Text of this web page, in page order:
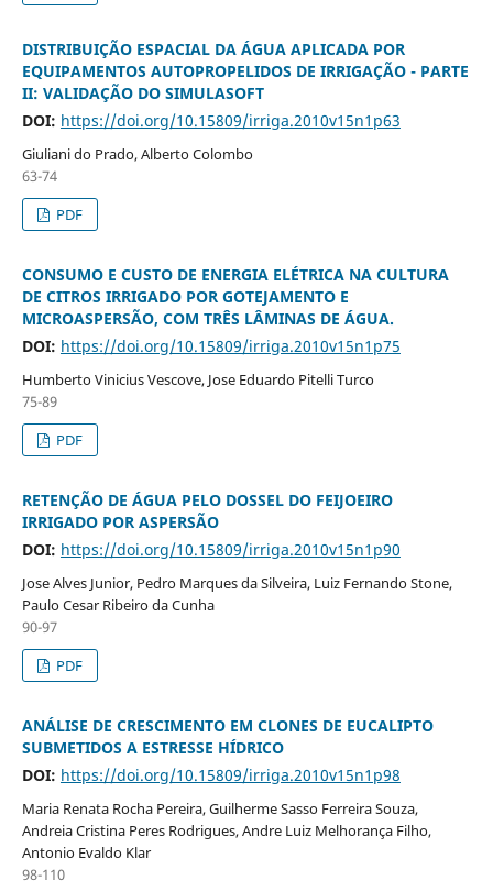
DISTRIBUIÇÃO ESPACIAL DA ÁGUA APLICADA POR
EQUIPAMENTOS AUTOPROPELIDOS DE IRRIGAÇÃO - PARTE
II: VALIDAÇÃO DO SIMULASOFT
DOI: https://doi.org/10.15809/irriga.2010v15n1p63
Giuliani do Prado, Alberto Colombo
63-74
PDF
CONSUMO E CUSTO DE ENERGIA ELÉTRICA NA CULTURA
DE CITROS IRRIGADO POR GOTEJAMENTO E
MICROASPERSÃO, COM TRÊS LÂMINAS DE ÁGUA.
DOI: https://doi.org/10.15809/irriga.2010v15n1p75
Humberto Vinicius Vescove, Jose Eduardo Pitelli Turco
75-89
PDF
RETENÇÃO DE ÁGUA PELO DOSSEL DO FEIJOEIRO
IRRIGADO POR ASPERSÃO
DOI: https://doi.org/10.15809/irriga.2010v15n1p90
Jose Alves Junior, Pedro Marques da Silveira, Luiz Fernando Stone,
Paulo Cesar Ribeiro da Cunha
90-97
PDF
ANÁLISE DE CRESCIMENTO EM CLONES DE EUCALIPTO
SUBMETIDOS A ESTRESSE HÍDRICO
DOI: https://doi.org/10.15809/irriga.2010v15n1p98
Maria Renata Rocha Pereira, Guilherme Sasso Ferreira Souza,
Andreia Cristina Peres Rodrigues, Andre Luiz Melhorança Filho,
Antonio Evaldo Klar
98-110